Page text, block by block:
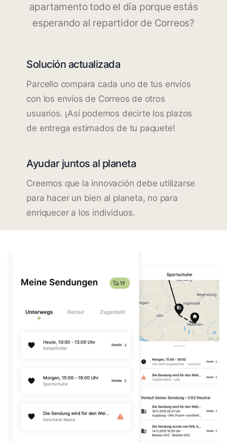
apartamento todo el día porque estás
esperando al repartidor de Correos?
Solución actualizada
Parcello compara cada uno de tus envíos
con los envíos de Correos de otros
usuarios. ¡Así podemos decirte los plazos
de entrega estimados de tu paquete!
Ayudar juntos al planeta
Creemos que la innovación debe utilizarse
para hacer un bien al planeta, no para
enriquecer a los individuos.